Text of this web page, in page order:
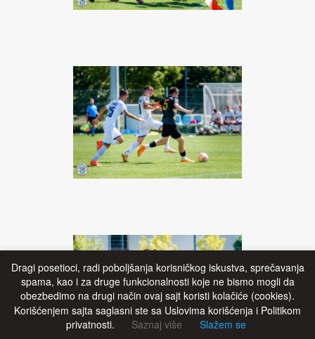
Dragi posetioci, radi poboljšanja korisničkog iskustva, sprečavanja
spama, kao i za druge funkcionalnosti koje ne bismo mogli da
obezbedimo na drugi način ovaj sajt koristi kolačiće (cookies).
Korišćenjem sajta saglasni ste sa Uslovima korišćenja i Politikom
privatnosti.
Saznaj više Slažem se